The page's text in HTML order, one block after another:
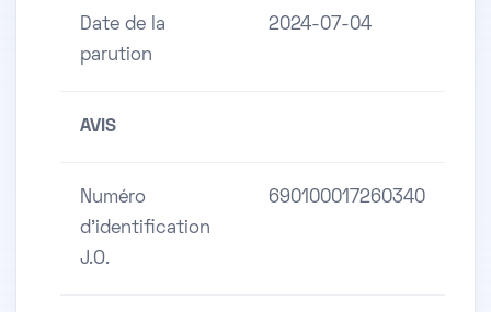
Date de la
parution
2024-07-04
AVIS
Numéro
d'identification
J.O.
690100017260340